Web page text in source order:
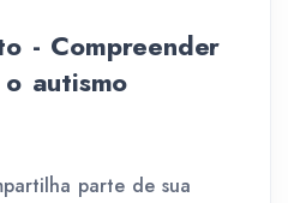
- Compreender
autismo
parte de sua